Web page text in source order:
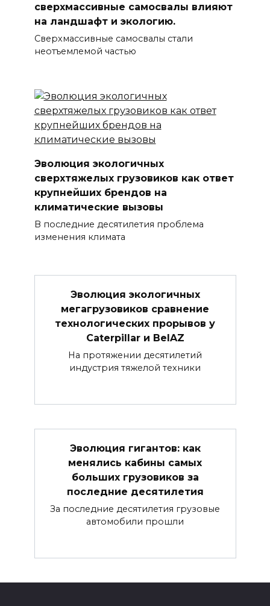
сверхмассивные самосвалы влияют
на ландшафт и экологию.
Сверхмассивные самосвалы стали
неотъемлемой частью
Эволюция экологичных
сверхтяжелых грузовиков как ответ
крупнейших брендов на
климатические вызовы
В последние десятилетия проблема
изменения климата
Эволюция экологичных
мегагрузовиков сравнение
технологических прорывов у
Caterpillar и BelAZ
На протяжении десятилетий
индустрия тяжелой техники
Эволюция гигантов: как
менялись кабины самых
больших грузовиков за
последние десятилетия
За последние десятилетия грузовые
автомобили прошли